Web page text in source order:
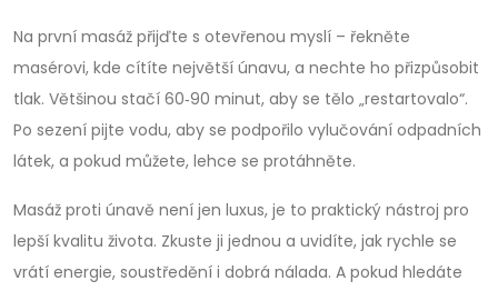
Na první masáž přijďte s otevřenou myslí – řekněte
masérovi, kde cítíte největší únavu, a nechte ho přizpůsobit
tlak. Většinou stačí 60‑90 minut, aby se tělo „restartovalo“.
Po sezení pijte vodu, aby se podpořilo vylučování odpadních
látek, a pokud můžete, lehce se protáhněte.
Masáž proti únavě není jen luxus, je to praktický nástroj pro
lepší kvalitu života. Zkuste ji jednou a uvidíte, jak rychle se
vrátí energie, soustředění i dobrá nálada. A pokud hledáte